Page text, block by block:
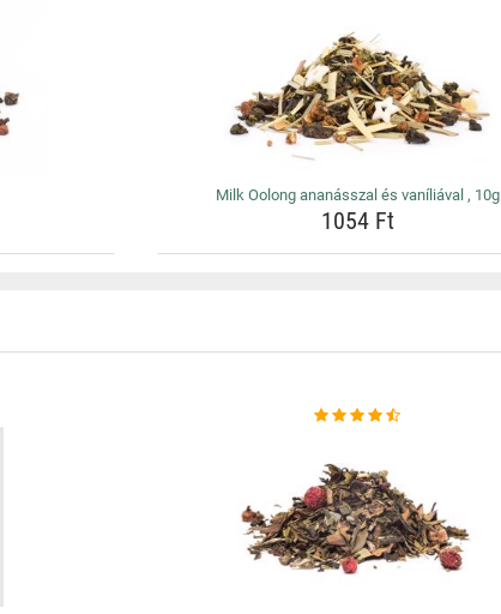
Milk Oolong ananásszal és vaníliával , 10g
1054 Ft